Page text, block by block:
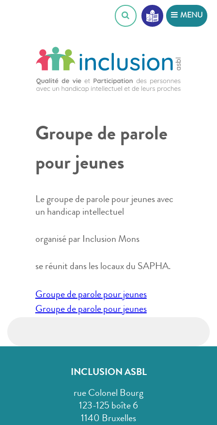
MENU
Groupe de parole
pour jeunes
Le groupe de parole pour jeunes avec
un handicap intellectuel
organisé par Inclusion Mons
se réunit dans les locaux du SAPHA.
Navigation
de
Groupe de parole pour jeunes
Groupe de parole pour jeunes
INCLUSION ASBL
rue Colonel Bourg
123-125 boîte 6
1140 Bruxelles